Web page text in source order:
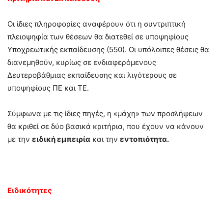
Οι ίδιες πληροφορίες αναφέρουν ότι η συντριπτική
πλειοψηφία των θέσεων θα διατεθεί σε υποψηφίους
Υποχρεωτικής εκπαίδευσης (550). Οι υπόλοιπες θέσεις θα
διανεμηθούν, κυρίως σε ενδιαφερόμενους
Δευτεροβάθμιας εκπαίδευσης και λιγότερους σε
υποψηφίους ΠΕ και ΤΕ.
Σύμφωνα με τις ίδιες πηγές, η «μάχη» των προσλήψεων
θα κριθεί σε δύο βασικά κριτήρια, που έχουν να κάνουν
με την ειδική εμπειρία και την εντοπιότητα.
Ειδικότητες